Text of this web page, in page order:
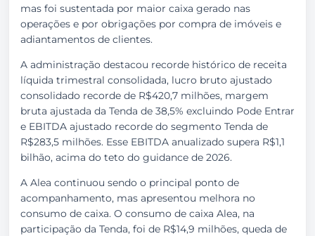
mas foi sustentada por maior caixa gerado nas
operações e por obrigações por compra de imóveis e
adiantamentos de clientes.
A administração destacou recorde histórico de receita
líquida trimestral consolidada, lucro bruto ajustado
consolidado recorde de R$420,7 milhões, margem
bruta ajustada da Tenda de 38,5% excluindo Pode Entrar
e EBITDA ajustado recorde do segmento Tenda de
R$283,5 milhões. Esse EBITDA anualizado supera R$1,1
bilhão, acima do teto do guidance de 2026.
A Alea continuou sendo o principal ponto de
acompanhamento, mas apresentou melhora no
consumo de caixa. O consumo de caixa Alea, na
participação da Tenda, foi de R$14,9 milhões, queda de